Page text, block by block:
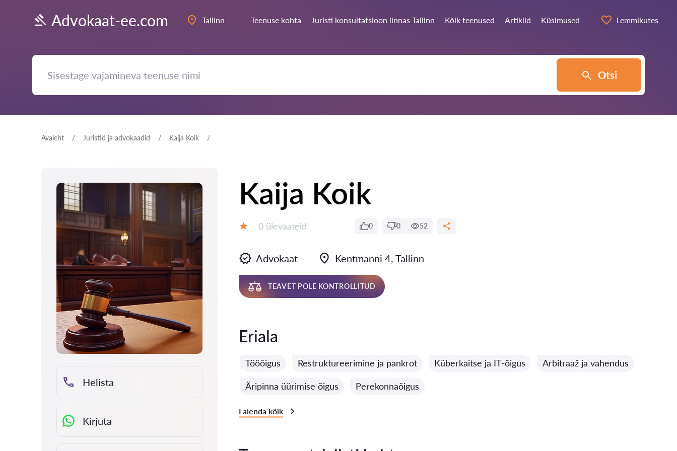
Advokaat-ee.com Tallinn Teenuse kohta Juristi konsultatsioon linnas Tallinn Kõik teenused Artiklid Küsimused Lemmikutes
Otsi
Avaleht Juristid ja advokaadid Kaija Koik
Helista
Kirjuta
Kaija Koik
Ülevaateid:
0 ülevaateid 0 0 52
Advokaat Kentmanni 4, Tallinn
TEAVET POLE KONTROLLITUD
Eriala
Tööõigus Restruktureerimine ja pankrot Küberkaitse ja IT-õigus Arbitraaž ja vahendus
Äripinna üürimise õigus Perekonnaõigus
Laienda kõik